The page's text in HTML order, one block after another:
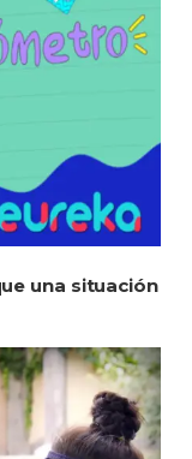
una situación